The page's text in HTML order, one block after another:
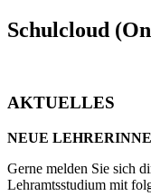
Schulcloud
AKTUELLES
NEUE
Gerne melden Sie sich
Lehramtsstudium mit